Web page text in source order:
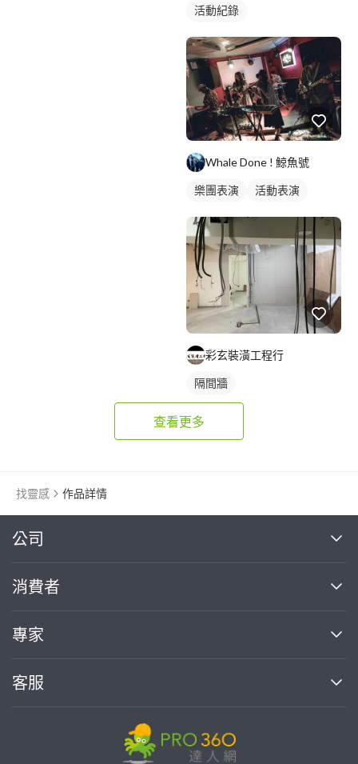
活動紀錄
Whale Done ! 鯨魚號
樂團表演 活動表演
彩玄裝潢工程行
隔間牆
查看更多
找靈感 作品詳情
公司
關於我們
部落格
加入我們
消費者
買服務
熱門服務
專家
案件中心
客服
繼續完成